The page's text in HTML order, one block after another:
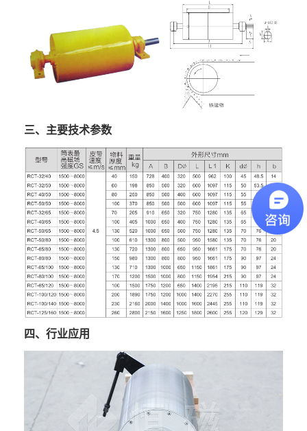
三、主要技术参数
四、行业应用